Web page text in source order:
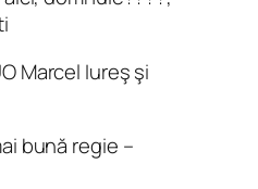
Marcel Iureş şi
bună regie –